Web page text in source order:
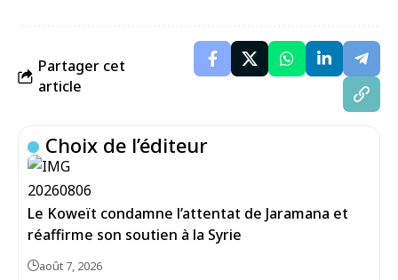
Partager cet
article
Choix de l’éditeur
Le Koweït condamne l’attentat de Jaramana et
réaffirme son soutien à la Syrie
août 7, 2026